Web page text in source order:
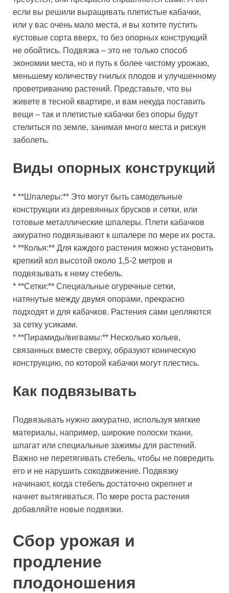
если вы решили выращивать плетистые кабачки,
или у вас очень мало места, и вы хотите пустить
кустовые сорта вверх, то без опорных конструкций
не обойтись. Подвязка – это не только способ
экономии места, но и путь к более чистому урожаю,
меньшему количеству гнилых плодов и улучшенному
проветриванию растений. Представьте, что вы
живете в тесной квартире, и вам некуда поставить
вещи – так и плетистые кабачки без опоры будут
стелиться по земле, занимая много места и рискуя
заболеть.
Виды опорных конструкций
* **Шпалеры:** Это могут быть самодельные
конструкции из деревянных брусков и сетки, или
готовые металлические шпалеры. Плети кабачков
аккуратно подвязывают к шпалере по мере их роста.
* **Колья:** Для каждого растения можно установить
крепкий кол высотой около 1,5-2 метров и
подвязывать к нему стебель.
* **Сетки:** Специальные огуречные сетки,
натянутые между двумя опорами, прекрасно
подходят и для кабачков. Растения сами цепляются
за сетку усиками.
* **Пирамиды/вигвамы:** Несколько кольев,
связанных вместе сверху, образуют коническую
конструкцию, по которой кабачки могут плестись.
Как подвязывать
Подвязывать нужно аккуратно, используя мягкие
материалы, например, широкие полоски ткани,
шпагат или специальные зажимы для растений.
Важно не перетягивать стебель, чтобы не повредить
его и не нарушить сокодвижение. Подвязку
начинают, когда стебель достаточно окрепнет и
начнет вытягиваться. По мере роста растения
добавляйте новые подвязки.
Сбор урожая и
продление
плодоношения